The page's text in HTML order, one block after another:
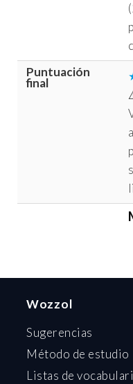
Puntuación
final
Wozzol
Sugerencias
Método de estudio
Listas de